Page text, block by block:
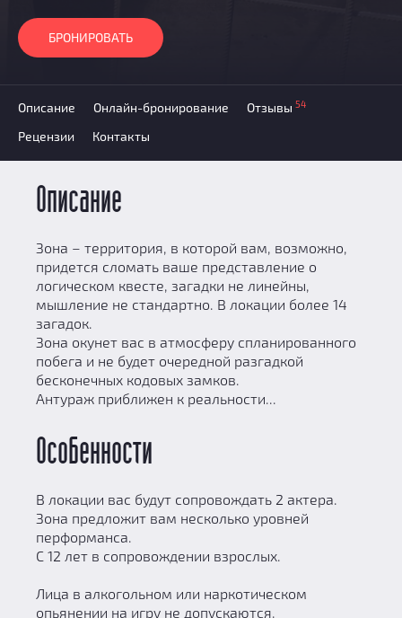
БРОНИРОВАТЬ
Описание Онлайн-бронирование Отзывы 54
Рецензии Контакты
Описание
Зона – территория, в которой вам, возможно,
придется сломать ваше представление о
логическом квесте, загадки не линейны,
мышление не стандартно. В локации более 14
загадок.
Зона окунет вас в атмосферу спланированного
побега и не будет очередной разгадкой
бесконечных кодовых замков.
Антураж приближен к реальности...
Особенности
В локации вас будут сопровождать 2 актера.
Зона предложит вам несколько уровней
перформанса.
С 12 лет в сопровождении взрослых.
Лица в алкогольном или наркотическом
опьянении на игру не допускаются.